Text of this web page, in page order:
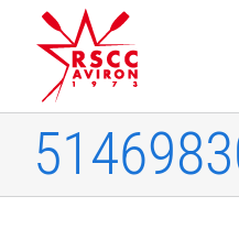
content